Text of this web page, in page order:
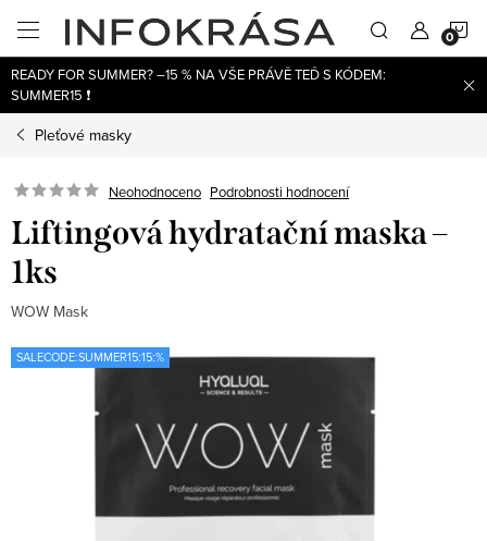
obsah
READY FOR SUMMER? –15 % NA VŠE PRÁVĚ TEĎ S KÓDEM:
SUMMER15 ❗
Pleťové masky
Neohodnoceno Podrobnosti hodnocení
Liftingová hydratační maska –
1ks
WOW Mask
SALECODE:SUMMER15:15:%